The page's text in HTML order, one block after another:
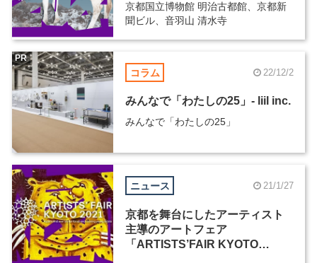
京都国立博物館 明治古都館、京都新
聞ビル、音羽山 清水寺
コラム 22/12/2
みんなで「わたしの25」- liil inc.
みんなで「わたしの25」
PR
ニュース 21/1/27
京都を舞台にしたアーティスト
主導のアートフェア
「ARTISTS’FAIR KYOTO